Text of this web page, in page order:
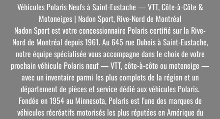
Véhicules Polaris Neufs à Saint-Eustache — VTT, Côte-à-Côte &
Motoneiges | Nadon Sport, Rive-Nord de Montréal
Nadon Sport est votre concessionnaire Polaris certifié sur la Rive-
Nord de Montréal depuis 1961. Au 645 rue Dubois à Saint-Eustache,
notre équipe spécialisée vous accompagne dans le choix de votre
prochain véhicule Polaris neuf — VTT, côte-à-côte ou motoneige —
avec un inventaire parmi les plus complets de la région et un
département de pièces et service dédié aux véhicules Polaris.
Fondée en 1954 au Minnesota, Polaris est l'une des marques de
véhicules récréatifs motorisés les plus réputées en Amérique du